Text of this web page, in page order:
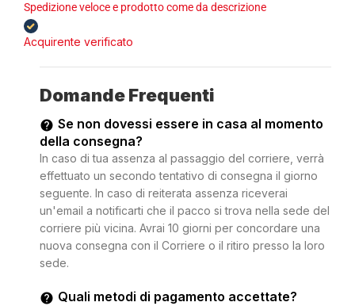
Spedizione veloce e prodotto come da descrizione
Acquirente verificato
Domande Frequenti
Se non dovessi essere in casa al momento
della consegna?
In caso di tua assenza al passaggio del corriere, verrà
effettuato un secondo tentativo di consegna il giorno
seguente. In caso di reiterata assenza riceverai
un'email a notificarti che il pacco si trova nella sede del
corriere più vicina. Avrai 10 giorni per concordare una
nuova consegna con il Corriere o il ritiro presso la loro
sede.
Quali metodi di pagamento accettate?